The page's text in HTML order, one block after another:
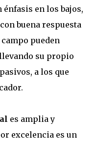
en los bajos,
buena respuesta
pueden
su propio
a los que
es amplia y
excelencia es un